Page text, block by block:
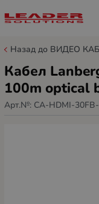
Назад до ВИДЕО
Кабел
100m optical
Арт.№: CA-HDMI-